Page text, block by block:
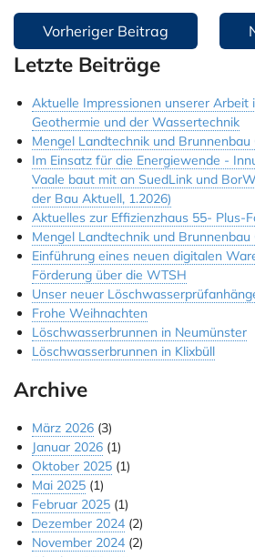
Jobs & Ausbildung
Referenzen
Kontakt
Instagram
Beitragsnavigation
Vorheriger Beitrag
Letzte Beiträge
Aktuelle Impressionen unserer Arbeit
Geothermie und der Wassertechnik
Mengel Landtechnik und Brunnenbau
Im Einsatz für die Energiewende -
Vaale baut mit an SuedLink und
der Bau Aktuell, 1.2026)
Aktuelles zur Effizienzhaus 55- Plus-
Mengel Landtechnik und Brunnenbau
Einführung eines neuen digitalen
Förderung über die WTSH
Unser neuer
Frohe Weihnachten
Löschwasserbrunnen in Neumünster
Löschwasserbrunnen in Klixbüll
Archive
März 2026 (3)
Januar 2026 (1)
Oktober 2025 (1)
Mai 2025 (1)
Februar 2025 (1)
Dezember 2024 (2)
November 2024 (2)